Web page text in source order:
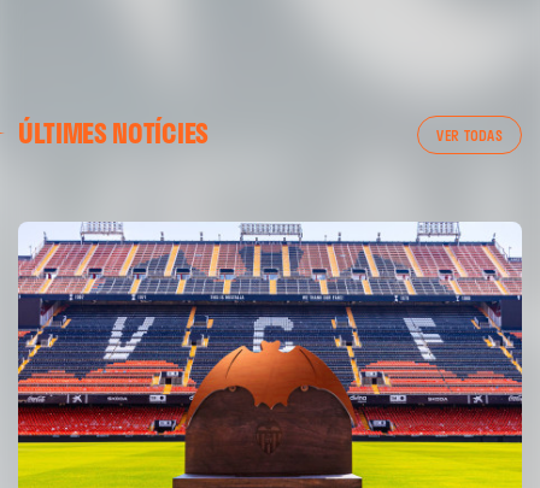
ÚLTIMES NOTÍCIES VER TODAS
ENTRENAMENT DEL VALENCIA CF 6/8/2026